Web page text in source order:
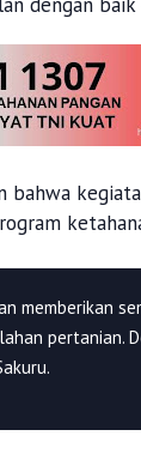
bahwa
memberikan
pertanian.